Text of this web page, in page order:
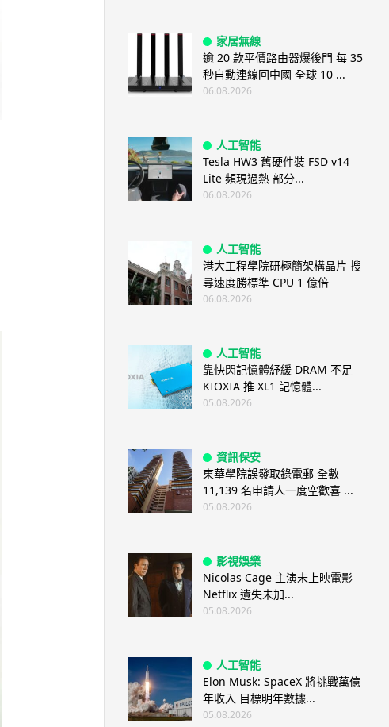
家居無線
逾 20 款平價路由器爆後門 每 35
秒自動連線回中國 全球 10 ...
06.08.2026
人工智能
Tesla HW3 舊硬件裝 FSD v14
Lite 頻現過熱 部分...
06.08.2026
人工智能
港大工程學院研極簡架構晶片 搜
尋速度勝標準 CPU 1 億倍
06.08.2026
人工智能
靠快閃記憶體紓緩 DRAM 不足
KIOXIA 推 XL1 記憶體...
05.08.2026
資訊保安
東華學院誤發取錄電郵 全數
11,139 名申請人一度空歡喜 ...
05.08.2026
影視娛樂
Nicolas Cage 主演未上映電影
Netflix 遺失未加...
05.08.2026
人工智能
Elon Musk: SpaceX 將挑戰萬億
年收入 目標明年數據...
05.08.2026